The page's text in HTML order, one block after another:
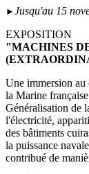
► Jusqu'au 15
EXPOSITION
"MACHINES
Une immersion
la Marine
Généralisation de
l'électricité,
des bâtiments
la puissance
contribué de